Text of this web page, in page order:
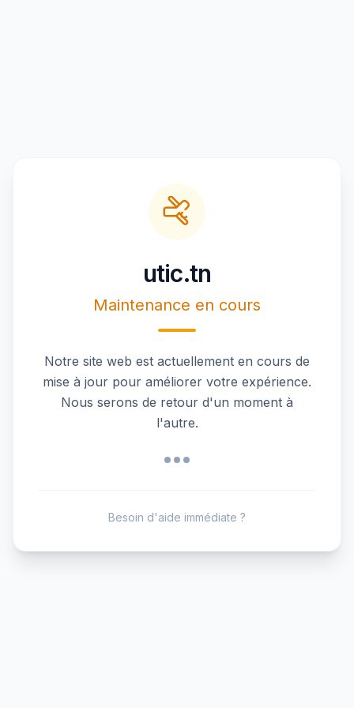
utic.tn
Maintenance en cours
Notre site web est actuellement en cours de
mise à jour pour améliorer votre expérience.
Nous serons de retour d'un moment à
l'autre.
Besoin d'aide immédiate ?